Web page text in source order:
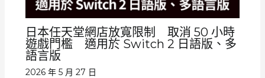
日本任天堂網店放寬限制 取消 50 小時
遊戲門檻 適用於 Switch 2 日語版、多
語言版
2026 年 5 月 27 日